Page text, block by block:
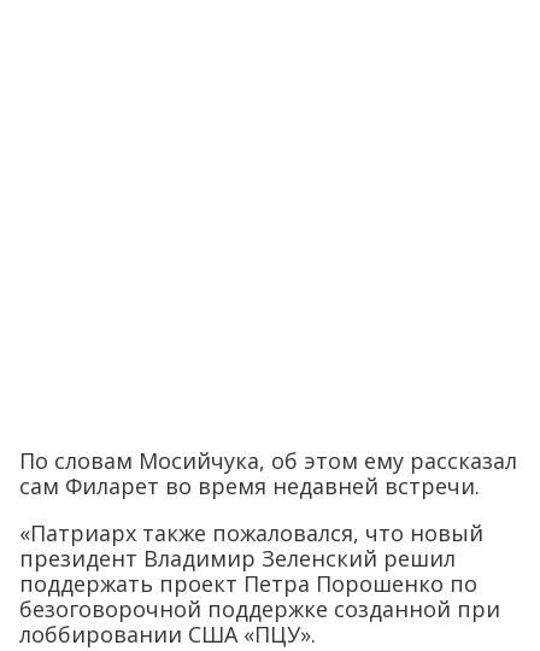
По словам Мосийчука, об этом ему рассказал
сам Филарет во время недавней встречи.
«Патриарх также пожаловался, что новый
президент Владимир Зеленский решил
поддержать проект Петра Порошенко по
безоговорочной поддержке созданной при
лоббировании США «ПЦУ».